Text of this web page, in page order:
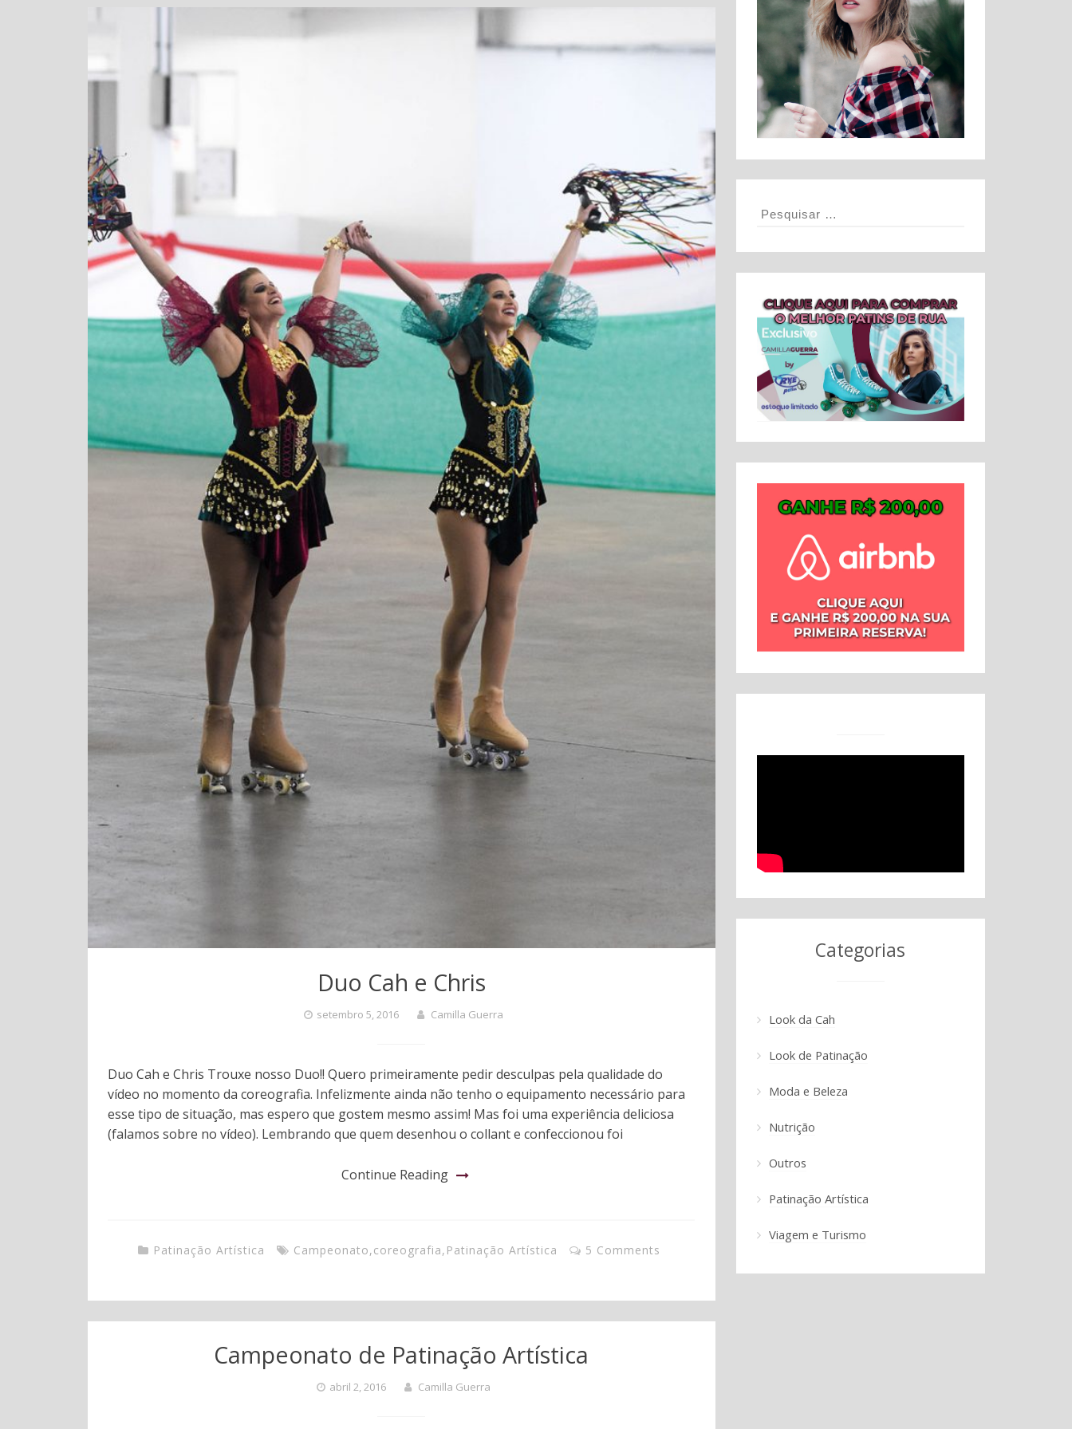
Duo Cah e Chris
setembro 5, 2016 Camilla Guerra
Duo Cah e Chris Trouxe nosso Duo!! Quero primeiramente pedir desculpas pela qualidade do
vídeo no momento da coreografia. Infelizmente ainda não tenho o equipamento necessário para
esse tipo de situação, mas espero que gostem mesmo assim! Mas foi uma experiência deliciosa
(falamos sobre no vídeo). Lembrando que quem desenhou o collant e confeccionou foi
Continue Reading
Patinação Artística Campeonato,coreografia, Patinação Artística 5 Comments
Campeonato de Patinação Artística
abril 2, 2016 Camilla Guerra
Categorias
Look da Cah
Look de Patinação
Moda e Beleza
Nutrição
Outros
Patinação Artística
Viagem e Turismo